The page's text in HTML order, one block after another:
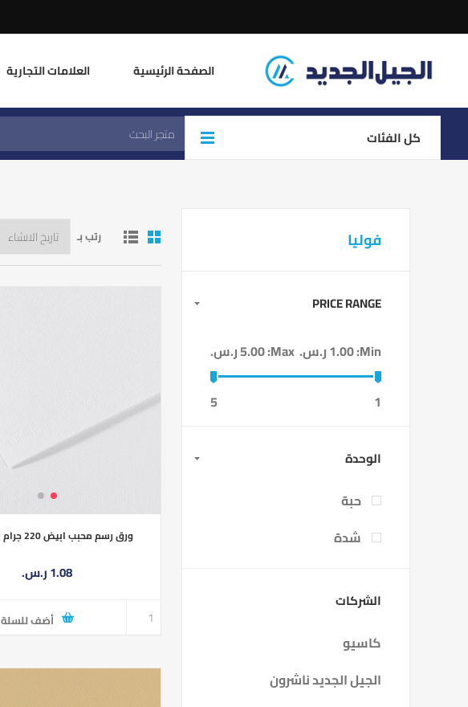
الصفحة الرئيسية العلامات التجارية
كل الفئات
رتب بـ
ورق رسم محبب ابيض 220 جرام FOLIA-A3
1.08 ر.س.‏
أضف للسلة
فوليا
PRICE RANGE
Min: 1.00 ر.س.‏ Max: 5.00 ر.س.‏
1
5
الوحدة
حبة
شدة
الشركات
كاسيو
الجيل الجديد ناشرون